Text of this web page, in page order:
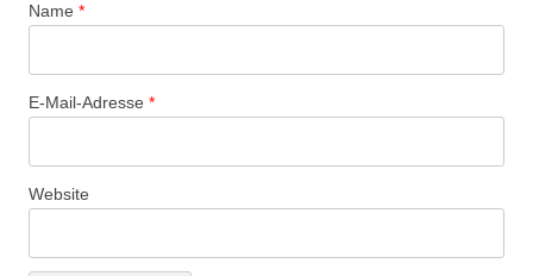
Name *
E-Mail-Adresse *
Website